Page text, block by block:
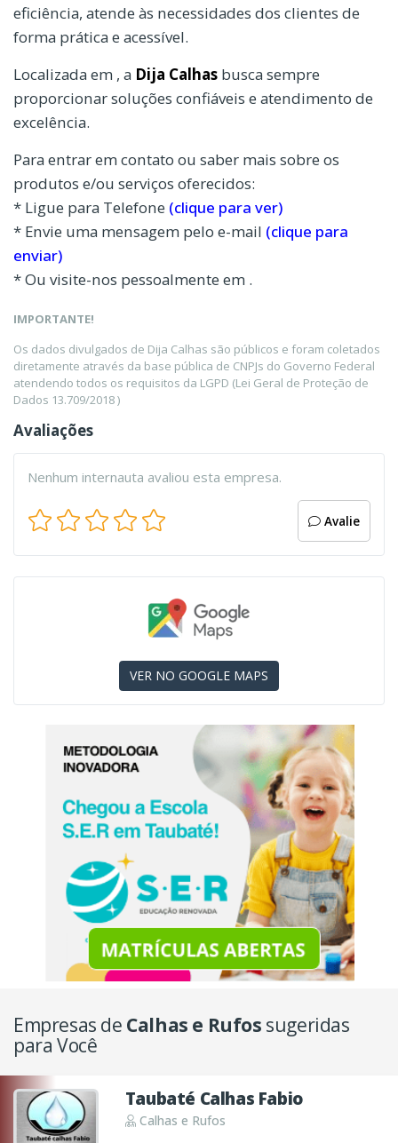
eficiência, atende às necessidades dos clientes de
forma prática e acessível.
Localizada em , a Dija Calhas busca sempre
proporcionar soluções confiáveis e atendimento de
excelência.
Para entrar em contato ou saber mais sobre os
produtos e/ou serviços oferecidos:
* Ligue para Telefone (clique para ver)
* Envie uma mensagem pelo e-mail (clique para
enviar)
* Ou visite-nos pessoalmente em .
IMPORTANTE!
Os dados divulgados de Dija Calhas são públicos e foram coletados
diretamente através da base pública de CNPJs do Governo Federal
atendendo todos os requisitos da LGPD (Lei Geral de Proteção de
Dados 13.709/2018 )
Avaliações
Nenhum internauta avaliou esta empresa.
Avalie
VER NO GOOGLE MAPS
Empresas de Calhas e Rufos sugeridas
para Você
Taubaté Calhas Fabio
Calhas e Rufos